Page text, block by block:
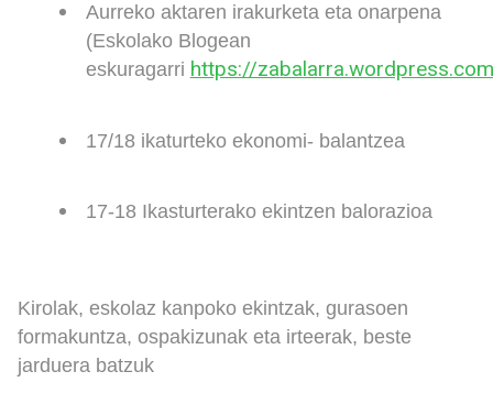
Aurreko aktaren irakurketa eta onarpena
(Eskolako Blogean
eskuragarri https://
17/18 ikaturteko ekonomi- balantzea
17-18 Ikasturterako ekintzen balorazioa
Kirolak, eskolaz kanpoko ekintzak, gurasoen
formakuntza, ospakizunak eta irteerak, beste
jarduera batzuk